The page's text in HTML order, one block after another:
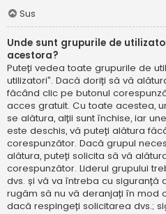
Sus
Unde sunt grupurile de
acestora?
Puteți vedea toate grupurile de
utilizatori”. Dacă doriți să vă
făcând clic pe butonul
acces gratuit. Cu toate acestea,
se alătura, alții sunt închise, iar
este deschis, vă puteți alătura
corespunzător. Dacă grupul
alătura, puteți solicita să vă
corespunzător. Liderul grupului
dvs. și vă va întreba cu siguranță
rugăm să nu vă deranjați în mod
dacă respingeți solicitarea dvs.;